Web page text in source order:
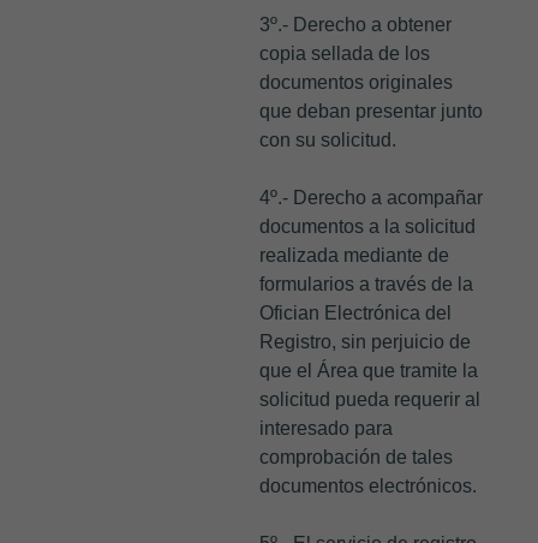
3º.- Derecho a obtener
copia sellada de los
documentos originales
que deban presentar junto
con su solicitud.
4º.- Derecho a acompañar
documentos a la solicitud
realizada mediante de
formularios a través de la
Ofician Electrónica del
Registro, sin perjuicio de
que el Área que tramite la
solicitud pueda requerir al
interesado para
comprobación de tales
documentos electrónicos.